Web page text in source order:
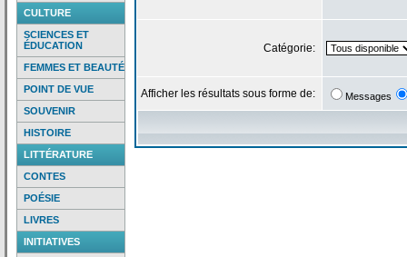
CULTURE
SCIENCES ET
ÉDUCATION
FEMMES ET BEAUTÉ
POINT DE VUE
SOUVENIR
HISTOIRE
LITTÉRATURE
CONTES
POÉSIE
LIVRES
INITIATIVES
Catégorie:
Afficher les résultats sous forme de: Messages